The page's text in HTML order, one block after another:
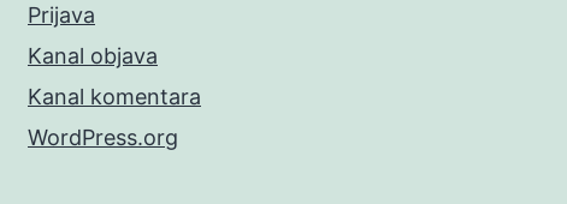
Prijava
Kanal objava
Kanal komentara
WordPress.org